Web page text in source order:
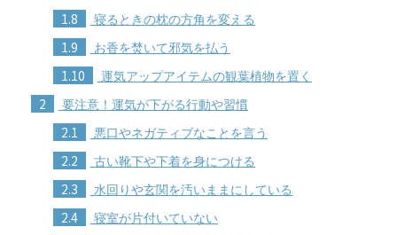
1.8 寝るときの枕の方角を変える
1.9 お香を焚いて邪気を払う
1.10 運気アップアイテムの観葉植物を置く
2 要注意！運気が下がる行動や習慣
2.1 悪口やネガティブなことを言う
2.2 古い靴下や下着を身につける
2.3 水回りや玄関を汚いままにしている
2.4 寝室が片付いていない